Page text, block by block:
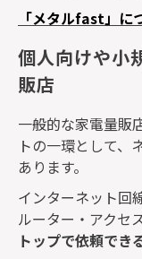
「メタルfast」に
個人向けや小
販店
一般的な家電量販
トの一環として、
あります。
インターネット回
ルーター・アクセ
トップで依頼でき